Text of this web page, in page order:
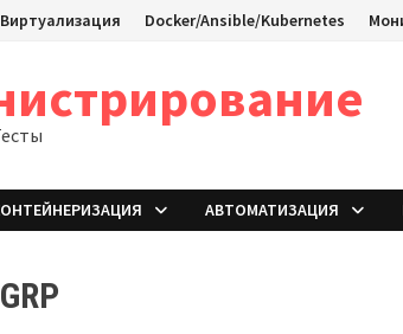
Виртуализация Docker/Ansible/Kubernetes
АВТОМАТИЗАЦИЯ